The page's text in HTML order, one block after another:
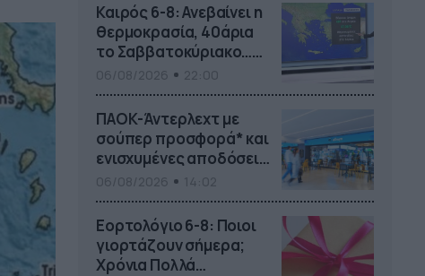
Καιρός 6-8: Ανεβαίνει η
θερμοκρασία, 40άρια
το Σαββατοκύριακο…
ΠΑΟΚ-Άντερλεχτ με
σούπερ προσφορά* και
ενισχυμένες αποδόσεις
το Pamestoixima.gr
Εορτολόγιο 6-8: Ποιοι
γιορτάζουν σήμερα;
Χρόνια Πολλά…